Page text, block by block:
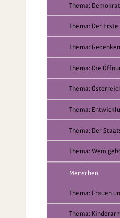
Thema:
Thema: Der
Thema:
Thema: Die
Thema:
Thema:
Thema: Der
Thema: Wem
Menschen
Thema: Frauen
Thema: